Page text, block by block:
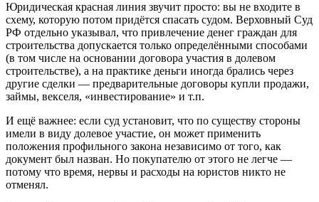
Юридическая красная линия звучит просто: вы не входите в
схему, которую потом придётся спасать судом. Верховный Суд
РФ отдельно указывал, что привлечение денег граждан для
строительства допускается только определёнными способами
(в том числе на основании договора участия в долевом
строительстве), а на практике деньги иногда брались через
другие сделки — предварительные договоры купли продажи,
займы, векселя, «инвестирование» и т.п.
И ещё важнее: если суд установит, что по существу стороны
имели в виду долевое участие, он может применить
положения профильного закона независимо от того, как
документ был назван. Но покупателю от этого не легче —
потому что время, нервы и расходы на юристов никто не
отменял.